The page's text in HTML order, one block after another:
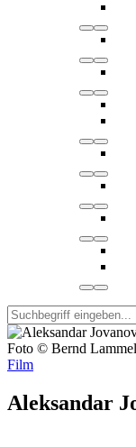
Foto © Bernd
Film
Aleksandar